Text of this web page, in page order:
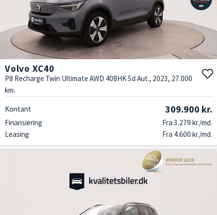
Volvo XC40
P8 Recharge Twin Ultimate AWD 408HK 5d Aut., 2023, 27.000
km.
Kontant 309.900 kr.
Finansiering
Fra 3.279 kr./md.
Leasing
Fra 4.600 kr./md.